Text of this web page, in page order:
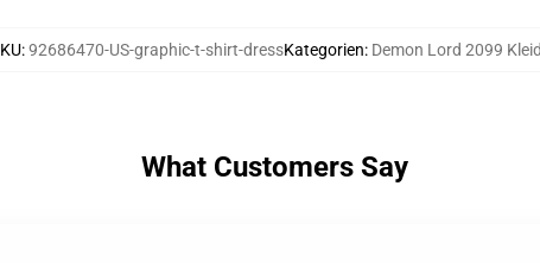
:92686470-US-graphic-t-shirt-dressKategorien: Demon Lord 2099
What Customers Say